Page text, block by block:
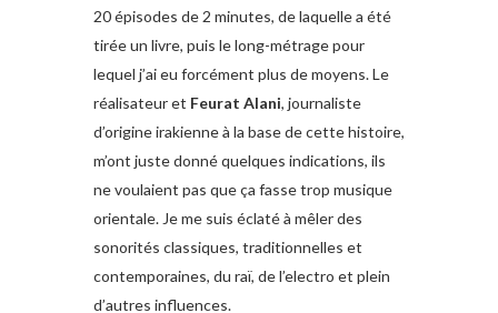
20 épisodes de 2 minutes, de laquelle a été
tirée un livre, puis le long-métrage pour
lequel j’ai eu forcément plus de moyens. Le
réalisateur et Feurat Alani, journaliste
d’origine irakienne à la base de cette histoire,
m’ont juste donné quelques indications, ils
ne voulaient pas que ça fasse trop musique
orientale. Je me suis éclaté à mêler des
sonorités classiques, traditionnelles et
contemporaines, du raï, de l’electro et plein
d’autres influences.